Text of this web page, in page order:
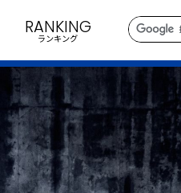
RANKING
ランキング